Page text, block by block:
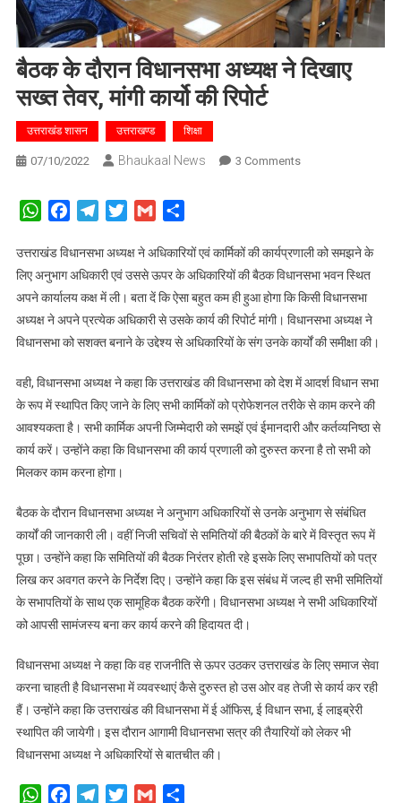
बैठक के दौरान विधानसभा अध्यक्ष ने दिखाए
सख्त तेवर, मांगी कार्यो की रिपोर्ट
उत्तराखंड शासन उत्तराखण्ड शिक्षा
07/10/2022 Bhaukaal News 3 CommentsOn
ने
दिखाए
सख्त
तेवर,
कार्यो
की
रिपोर्ट
WhatsAppFacebookTelegramTwitterGmail
उत्तराखंड विधानसभा अध्यक्ष ने अधिकारियों एवं कार्मिकों की कार्यप्रणाली को समझने के
लिए अनुभाग अधिकारी एवं उससे ऊपर के अधिकारियों की बैठक विधानसभा भवन स्थित
अपने कार्यालय कक्ष में ली। बता दें कि ऐसा बहुत कम ही हुआ होगा कि किसी विधानसभा
अध्यक्ष ने अपने प्रत्येक अधिकारी से उसके कार्य की रिपोर्ट मांगी। विधानसभा अध्यक्ष ने
विधानसभा को सशक्त बनाने के उद्देश्य से अधिकारियों के संग उनके कार्यों की समीक्षा की।
वही, विधानसभा अध्यक्ष ने कहा कि उत्तराखंड की विधानसभा को देश में आदर्श विधान सभा
के रूप में स्थापित किए जाने के लिए सभी कार्मिकों को प्रोफेशनल तरीके से काम करने की
आवश्यकता है। सभी कार्मिक अपनी जिम्मेदारी को समझें एवं ईमानदारी और कर्तव्यनिष्ठा से
कार्य करें। उन्होंने कहा कि विधानसभा की कार्य प्रणाली को दुरुस्त करना है तो सभी को
मिलकर काम करना होगा।
बैठक के दौरान विधानसभा अध्यक्ष ने अनुभाग अधिकारियों से उनके अनुभाग से संबंधित
कार्यों की जानकारी ली। वहीं निजी सचिवों से समितियों की बैठकों के बारे में विस्तृत रूप में
पूछा। उन्होंने कहा कि समितियों की बैठक निरंतर होती रहे इसके लिए सभापतियों को पत्र
लिख कर अवगत करने के निर्देश दिए। उन्होंने कहा कि इस संबंध में जल्द ही सभी समितियों
के सभापतियों के साथ एक सामूहिक बैठक करेंगी। विधानसभा अध्यक्ष ने सभी अधिकारियों
को आपसी सामंजस्य बना कर कार्य करने की हिदायत दी।
विधानसभा अध्यक्ष ने कहा कि वह राजनीति से ऊपर उठकर उत्तराखंड के लिए समाज सेवा
करना चाहती है विधानसभा में व्यवस्थाएं कैसे दुरुस्त हो उस ओर वह तेजी से कार्य कर रही
हैं। उन्होंने कहा कि उत्तराखंड की विधानसभा में ई ऑफिस, ई विधान सभा, ई लाइब्रेरी
स्थापित की जायेगी। इस दौरान आगामी विधानसभा सत्र की तैयारियों को लेकर भी
विधानसभा अध्यक्ष ने अधिकारियों से बातचीत की।
WhatsAppFacebookTelegramTwitterGmail